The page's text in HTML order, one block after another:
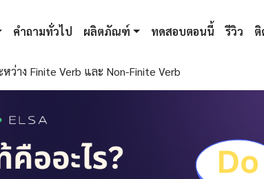
คำถามทั่วไป ผลิตภัณฑ์ ทดสอบตอนนี้ รีวิว ติ
ว่าง Finite Verb และ Non-Finite Verb